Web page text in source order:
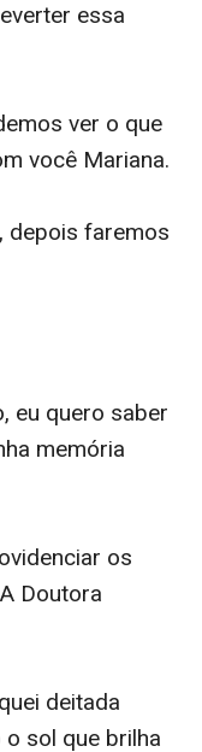
essa
ver o que
você Mariana.
depois faremos
eu quero saber
memória
os
Doutora
deitada
o sol que brilha